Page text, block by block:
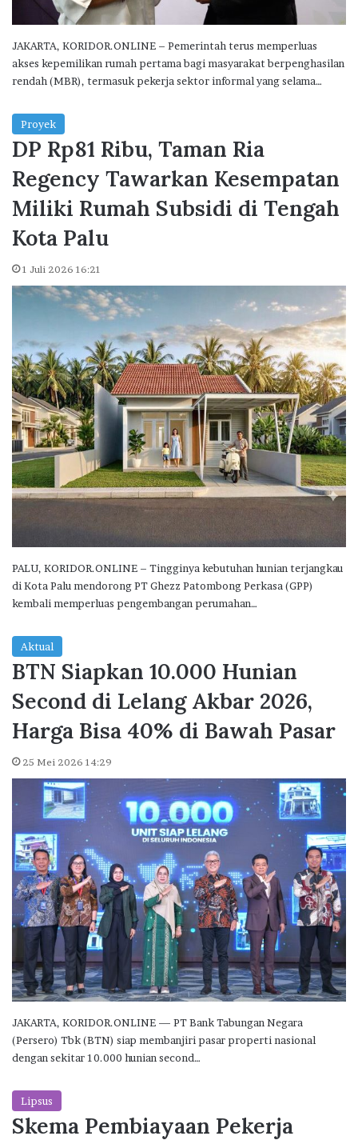
JAKARTA, KORIDOR.ONLINE – Pemerintah terus memperluas
akses kepemilikan rumah pertama bagi masyarakat berpenghasilan
rendah (MBR), termasuk pekerja sektor informal yang selama…
Proyek
DP Rp81 Ribu, Taman Ria
Regency Tawarkan Kesempatan
Miliki Rumah Subsidi di Tengah
Kota Palu
1 Juli 2026 16:21
PALU, KORIDOR.ONLINE – Tingginya kebutuhan hunian terjangkau
di Kota Palu mendorong PT Ghezz Patombong Perkasa (GPP)
kembali memperluas pengembangan perumahan…
Aktual
BTN Siapkan 10.000 Hunian
Second di Lelang Akbar 2026,
Harga Bisa 40% di Bawah Pasar
25 Mei 2026 14:29
JAKARTA, KORIDOR.ONLINE — PT Bank Tabungan Negara
(Persero) Tbk (BTN) siap membanjiri pasar properti nasional
dengan sekitar 10.000 hunian second…
Lipsus
Skema Pembiayaan Pekerja